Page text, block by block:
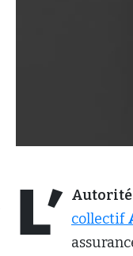
L’ collectif